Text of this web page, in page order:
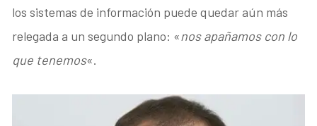
los sistemas de información puede quedar aún más
relegada a un segundo plano: «nos apañamos con lo
que tenemos«.